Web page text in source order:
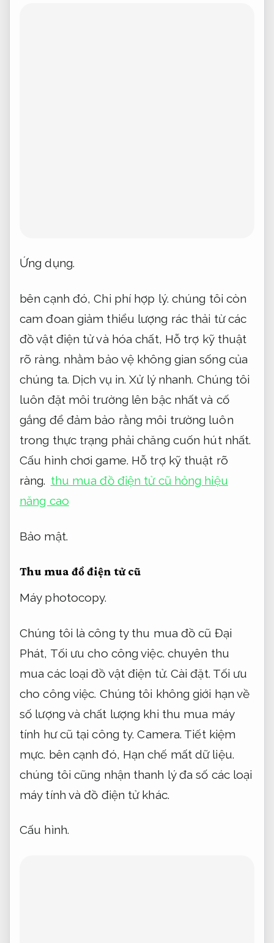
Ứng dụng.
bên cạnh đó,Chi phí hợp lý. chúng tôi còn
cam đoan giảm thiểu lượng rác thải từ các
đồ vật điện tử và hóa chất, Hỗ trợ kỹ thuật
rõ ràng. nhằm bảo vệ không gian sống của
chúng ta. Dịch vụ in. Xử lý nhanh. Chúng tôi
luôn đặt môi trường lên bậc nhất và cố
gắng để đảm bảo rằng môi trường luôn
trong thực trạng phải chăng cuốn hút nhất.
Cấu hình chơi game. Hỗ trợ kỹ thuật rõ
ràng. thu mua đồ điện tử cũ hỏng hiệu
năng cao
Bảo mật.
Thu mua đồ điện tử cũ
Máy photocopy.
Chúng tôi là công ty thu mua đồ cũ Đại
Phát, Tối ưu cho công việc. chuyên thu
mua các loại đồ vật điện tử. Cài đặt. Tối ưu
cho công việc. Chúng tôi không giới hạn về
số lượng và chất lượng khi thu mua máy
tính hư cũ tại công ty.Camera. Tiết kiệm
mực. bên cạnh đó, Hạn chế mất dữ liệu.
chúng tôi cũng nhận thanh lý đa số các loại
máy tính và đồ điện tử khác.
Cấu hình.